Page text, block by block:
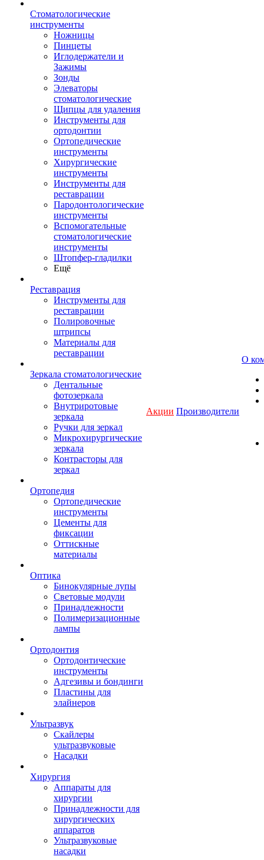
Стоматологические
инструменты
Ножницы
Пинцеты
Иглодержатели и
Зажимы
Зонды
Элеваторы
стоматологические
Щипцы для удаления
Инструменты для
ортодонтии
Ортопедические
инструменты
Хирургические
инструменты
Инструменты для
реставрации
Пародонтологические
инструменты
Вспомогательные
стоматологические
инструменты
Штопфер-гладилки
Ещё
Реставрация
Инструменты для
реставрации
Полировочные
штрипсы
Материалы для
реставрации
Зеркала стоматологические
Дентальные
фотозеркала
Внутриротовые
зеркала
Ручки для зеркал
Микрохирургические
зеркала
Контрасторы для
зеркал
Ортопедия
Ортопедические
инструменты
Цементы для
фиксации
Оттискные
материалы
Оптика
Бинокулярные лупы
Световые модули
Принадлежности
Полимеризационные
лампы
Ортодонтия
Ортодонтические
инструменты
Адгезивы и бондинги
Пластины для
элайнеров
Ультразвук
Скайлеры
ультразвуковые
Насадки
Хирургия
Аппараты для
хирургии
Принадлежности для
хирургических
аппаратов
Ультразвуковые
насадки
Акции Производители
О